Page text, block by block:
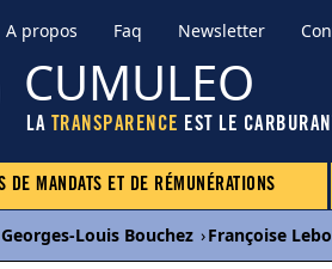
A propos Faq Newsletter
CUMULEO
LA TRANSPARENCE EST LE
DE MANDATS ET DE RÉMUNÉRATIONS
Georges-Louis Bouchez ›Françoise